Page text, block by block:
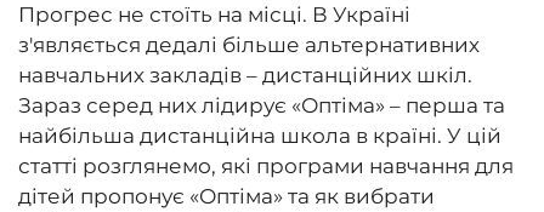
Прогрес не стоїть на місці. В Україні
з'являється дедалі більше альтернативних
навчальних закладів – дистанційних шкіл.
Зараз серед них лідирує «Оптіма» – перша та
найбільша дистанційна школа в країні. У цій
статті розглянемо, які програми навчання для
дітей пропонує «Оптіма» та як вибрати